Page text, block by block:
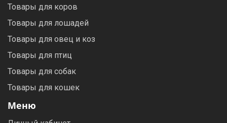
Товары для коров
Товары для лошадей
Товары для овец и коз
Товары для птиц
Товары для собак
Товары для кошек
Меню